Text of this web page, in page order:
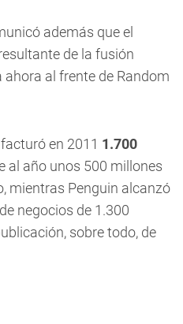
además que el
de la fusión
ahora al frente de Random
en 2011 1.700
al año unos 500 millones
mientras Penguin alcanzó
negocios de 1.300
sobre todo, de